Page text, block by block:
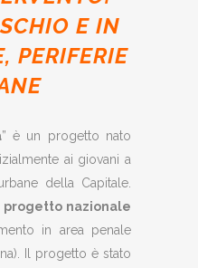
E IN
PERIFERIE
” è un progetto nato
ai giovani a
della Capitale.
progetto nazionale
in area penale
Il progetto è stato